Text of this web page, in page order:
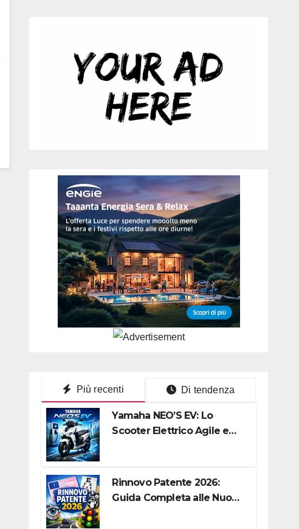
Più recenti Di tendenza
Yamaha NEO’S EV: Lo
Scooter Elettrico Agile e
Rinnovo Patente 2026:
Guida Completa alle Nuove